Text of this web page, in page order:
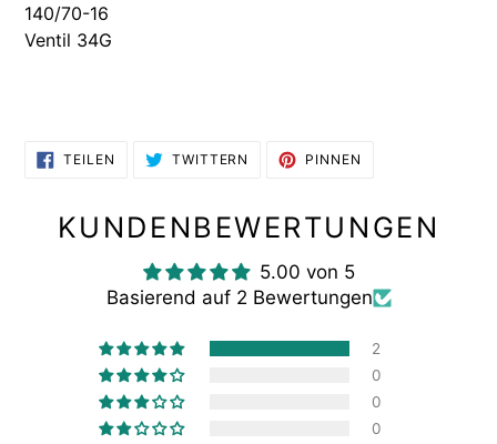
140/70-16
Ventil 34G
TEILEN
FACEBOOK
TWITTERN
TWITTER
PINNEN
KUNDENBEWERTUNGEN
5.00 von 5
Basierend auf 2 Bewertungen
2
0
0
0